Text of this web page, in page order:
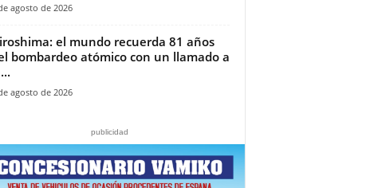
agosto de 2026
el mundo recuerda 81 años
bombardeo atómico con un llamado a
agosto de 2026
publicidad